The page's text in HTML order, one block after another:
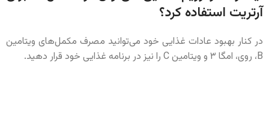
آرتریت استفاده کرد؟
در کنار بهبود عادات غذایی خود می‌توانید مصرف مکمل‌های ویتامین
B، روی، امگا ۳ و ویتامین C را نیز در برنامه غذایی خود قرار دهید.